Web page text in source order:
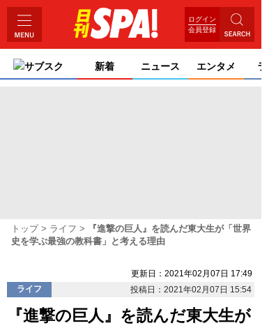
ログイン
会員登録
サブスク 新着 ニュース エンタメ ライ
トップ ライフ
『進撃の巨人』を読んだ東大生が「世界
史を学ぶ最強の教科書」と考える理由
更新日：2021年02月07日 17:49
ライフ
投稿日：2021年02月07日 15:54
『進撃の巨人』を読んだ東大生が